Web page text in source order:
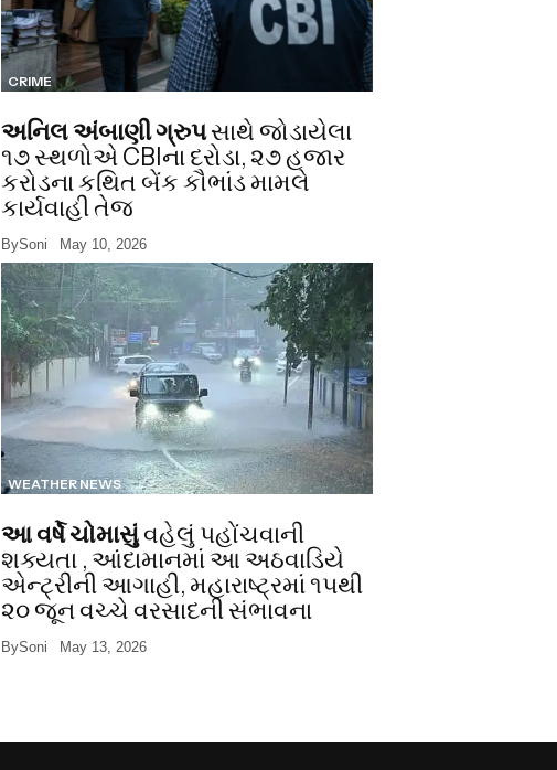
CRIME
અનિલ અંબાણી ગ્રુપસાથે જોડાયેલા
૧૭ સ્થળોએ CBIના દરોડા, ૨૭ હજાર
કરોડના કથિત બેંક કૌભાંડ મામલે
કાર્યવાહી તેજ
BySoni May 10, 2026
WEATHER NEWS
આ વર્ષે ચોમાસુંવહેલું પહોંચવાની
શક્યતા , આંદામાનમાં આ અઠવાડિયે
એન્ટ્રીની આગાહી, મહારાષ્ટ્રમાં ૧૫થી
૨૦ જૂન વચ્ચે વરસાદની સંભાવના
BySoni May 13, 2026